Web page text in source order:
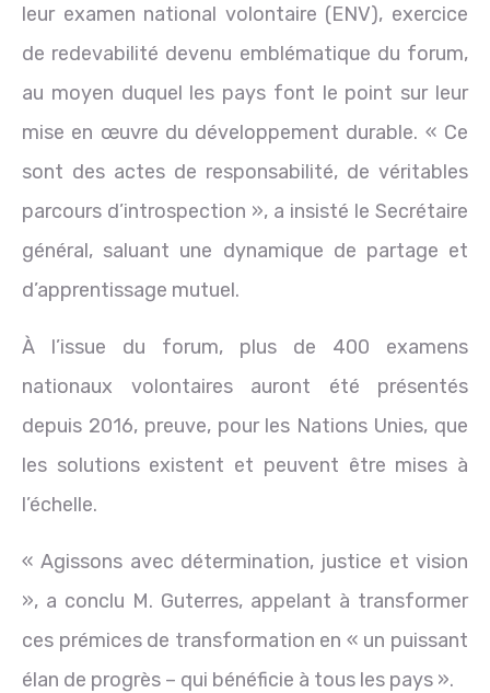
leur examen national volontaire (ENV), exercice
de redevabilité devenu emblématique du forum,
au moyen duquel les pays font le point sur leur
mise en œuvre du développement durable. « Ce
sont des actes de responsabilité, de véritables
parcours d’introspection », a insisté le Secrétaire
général, saluant une dynamique de partage et
d’apprentissage mutuel.
À l’issue du forum, plus de 400 examens
nationaux volontaires auront été présentés
depuis 2016, preuve, pour les Nations Unies, que
les solutions existent et peuvent être mises à
l’échelle.
« Agissons avec détermination, justice et vision
», a conclu M. Guterres, appelant à transformer
ces prémices de transformation en « un puissant
élan de progrès – qui bénéficie à tous les pays ».